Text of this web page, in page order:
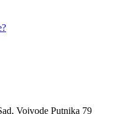
Vojvode Putnika 79